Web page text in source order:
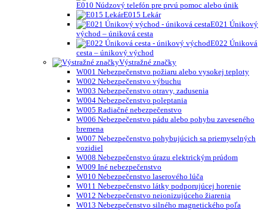
E010 Núdzový telefón pre prvú pomoc alebo únik
E015 Lekár
E021 Únikový
východ – úniková cesta
E022 Úniková
cesta – únikový východ
Výstražné značky
W001 Nebezpečenstvo požiaru alebo vysokej teploty
W002 Nebezpečenstvo výbuchu
W003 Nebezpečenstvo otravy, zadusenia
W004 Nebezpečenstvo poleptania
W005 Radiačné nebezpečenstvo
W006 Nebezpečenstvo pádu alebo pohybu zaveseného
bremena
W007 Nebezpečenstvo pohybujúcich sa priemyselných
vozidiel
W008 Nebezpečenstvo úrazu elektrickým prúdom
W009 Iné nebezpečenstvo
W010 Nebezpečenstvo laserového lúča
W011 Nebezpečenstvo látky podporujúcej horenie
W012 Nebezpečenstvo neionizujúceho žiarenia
W013 Nebezpečenstvo silného magnetického poľa